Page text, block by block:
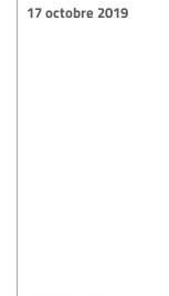
17 octobre 2019